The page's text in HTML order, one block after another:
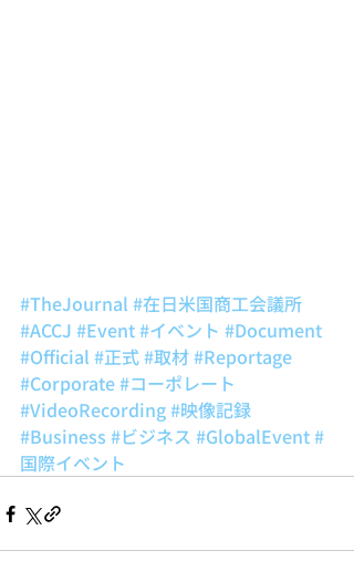
#TheJournal #在日米国商工会議所
#ACCJ #Event#イベント #Document
#Official #正式#取材#Reportage
#Corporate#コーポレート
#VideoRecording#映像記録
#Business #ビジネス #GlobalEvent#
国際イベント